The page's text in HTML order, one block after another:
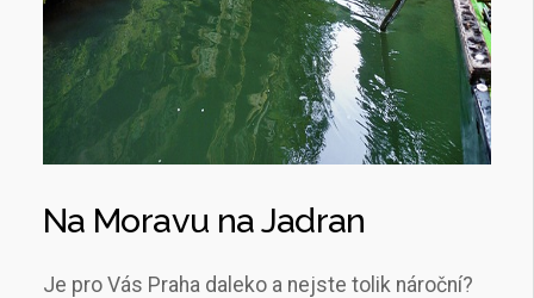
Na Moravu na Jadran
Je pro Vás Praha daleko a nejste tolik nároční?